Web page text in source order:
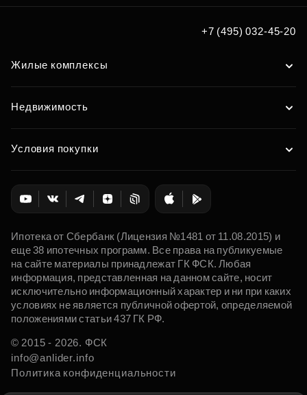
+7 (495) 032-45-20
Жилые комплексы
Недвижимость
Условия покупки
Ипотека от Сбербанк (Лицензия №1481 от 11.08.2015) и
еще 38 ипотечных программ. Все права на публикуемые
на сайте материалы принадлежат ГК ФСК. Любая
информация, представленная на данном сайте, носит
исключительно информационный характер и ни при каких
условиях не является публичной офертой, определяемой
положениями статьи 437 ГК РФ.
© 2015 - 2026. ФСК
info@anlider.info
Политика конфиденциальности